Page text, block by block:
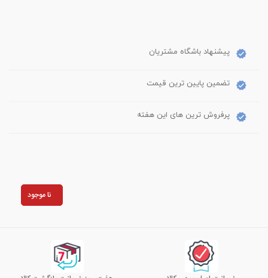
پیشنهاد باشگاه مشتریان
تضمین پایین ترین قیمت
پرفروش ترین های این هفته
نا موجود